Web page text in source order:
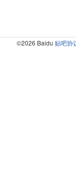
©2026 Baidu 贴吧协